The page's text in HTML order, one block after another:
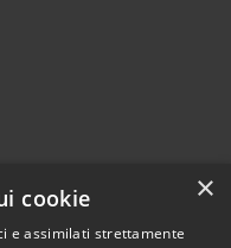
×
cookie
e assimilati strettamente